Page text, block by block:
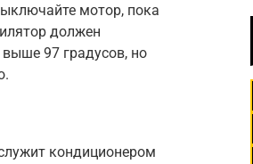
мотор, пока
должен
выше 97 градусов, но
кондиционером